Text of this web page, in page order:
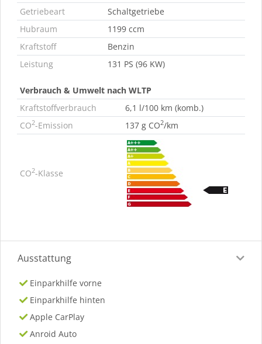
Getriebeart
Schaltgetriebe
Hubraum
1199 ccm
Kraftstoff
Benzin
Leistung
131 PS (96 KW)
Verbrauch & Umwelt nach WLTP
Kraftstoffverbrauch
6,1 l/100 km (komb.)
CO2-Emission 137 g CO2/km
CO2-Klasse
Ausstattung
Einparkhilfe vorne
Einparkhilfe hinten
Apple CarPlay
Anroid Auto